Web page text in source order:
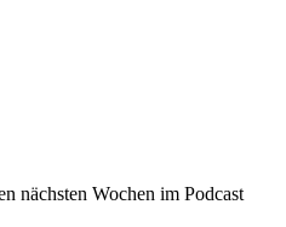
nächsten Wochen im Podcast